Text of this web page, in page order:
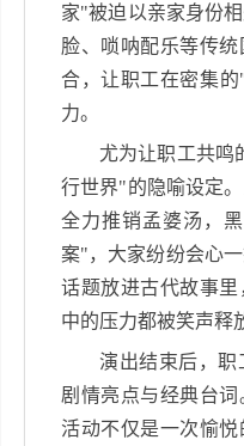
家"被迫以亲家身份
脸、唢呐配乐等传
合，让职工在密集的
力。
尤为让职工共鸣
行世界"的隐喻设定
全力推销孟婆汤，
案"，大家纷纷会心一
话题放进古代故事
中的压力都被笑声释
演出结束后，职
剧情亮点与经典台
活动不仅是一次愉